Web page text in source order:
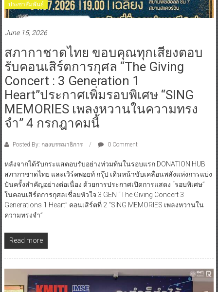
ประชาสัมพันธ์
June 15, 2026
สภากาชาดไทย ขอบคุณทุกเสียงตอบ
รับคอนเสิร์ตการกุศล “The Giving
Concert : 3 Generation 1
Heart”ประกาศเพิ่มรอบพิเศษ “SING
MEMORIES เพลงหวานในความทรง
จำ” 4 กรกฎาคมนี้
Posted By: กองบรรณาธิการ 0 Comment
หลังจากได้รับกระแสตอบรับอย่างท่วมท้นในรอบแรก DONATION HUB
สภากาชาดไทย และเวิร์คพอยท์ กรุ๊ป เดินหน้าขับเคลื่อนพลังแห่งการแบ่ง
ปันครั้งสำคัญอย่างต่อเนื่อง ด้วยการประกาศเปิดการแสดง “รอบพิเศษ”
ในคอนเสิร์ตการกุศลเชื่อมหัวใจ 3 GEN “The Giving Concert 3
Generations 1 Heart” คอนเสิร์ตที่ 2 “SING MEMORIES เพลงหวานใน
ความทรงจำ”
Read more